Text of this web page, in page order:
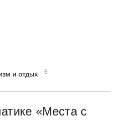
и отдых 6
«Места с